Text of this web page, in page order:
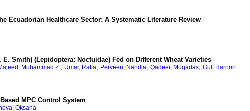
Ecuadorian Healthcare Sector: A Systematic Literature Review
Smith) (Lepidoptera: Noctuidae) Fed on Different Wheat Varieties
Muhammad Z.; Umar, Rafia; Perveen, Nahdia; Qadeer, Muqadas; Gul, Haroon
MPC Control System
Oksana